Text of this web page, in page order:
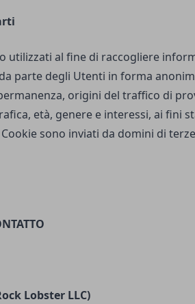
utilizzati al fine di raccogliere
parte degli Utenti in forma
origini del traffico di
età, genere e interessi, ai fini
sono inviati da domini di
Lobster LLC)